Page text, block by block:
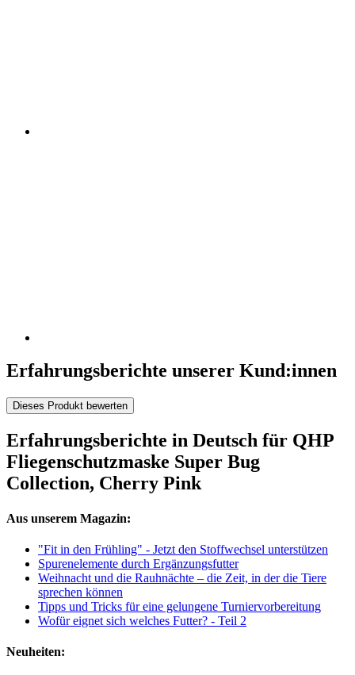
Erfahrungsberichte unserer Kund:innen
Dieses Produkt bewerten
Erfahrungsberichte in Deutsch für QHP
Fliegenschutzmaske Super Bug
Collection, Cherry Pink
Aus unserem Magazin:
"Fit in den Frühling" - Jetzt den Stoffwechsel unterstützen
Spurenelemente durch Ergänzungsfutter
Weihnacht und die Rauhnächte – die Zeit, in der die Tiere
sprechen können
Tipps und Tricks für eine gelungene Turniervorbereitung
Wofür eignet sich welches Futter? - Teil 2
Neuheiten: